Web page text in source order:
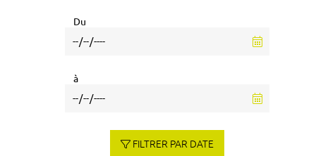
Du
à
FILTRER PAR DATE